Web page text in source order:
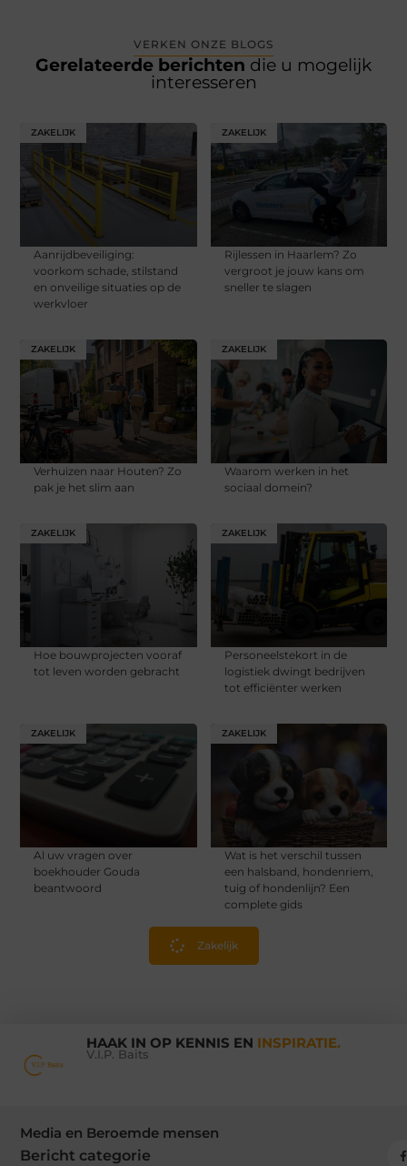
VERKEN ONZE BLOGS
Gerelateerde berichten die u mogelijk
interesseren
ZAKELIJK
Aanrijdbeveiliging:
voorkom schade, stilstand
en onveilige situaties op de
werkvloer
ZAKELIJK
Rijlessen in Haarlem? Zo
vergroot je jouw kans om
sneller te slagen
ZAKELIJK
Verhuizen naar Houten? Zo
pak je het slim aan
ZAKELIJK
Waarom werken in het
sociaal domein?
ZAKELIJK
Hoe bouwprojecten vooraf
tot leven worden gebracht
ZAKELIJK
Personeelstekort in de
logistiek dwingt bedrijven
tot efficiënter werken
ZAKELIJK
Al uw vragen over
boekhouder Gouda
beantwoord
ZAKELIJK
Wat is het verschil tussen
een halsband, hondenriem,
tuig of hondenlijn? Een
complete gids
Zakelijk
HAAK IN OP KENNIS EN INSPIRATIE.
V.I.P. Baits
Media en Beroemde mensen
Bericht categorie